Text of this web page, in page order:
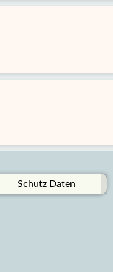
Schutz Daten